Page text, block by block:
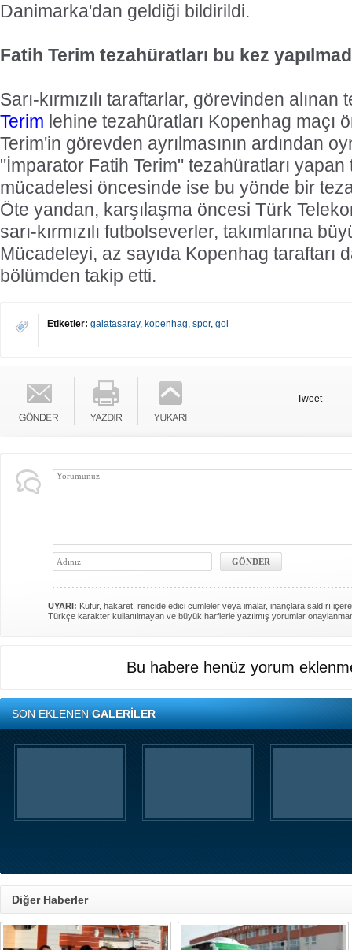
Danimarka'dan geldiği bildirildi.
Fatih Terim tezahüratları bu kez
Sarı-kırmızılı taraftarlar, görevinden
Terim lehine tezahüratları Kopenhag maçı
Terim'in görevden ayrılmasının ardından
"İmparator Fatih Terim" tezahüratları
mücadelesi öncesinde ise bu yönde bir
Öte yandan, karşılaşma öncesi Türk
sarı-kırmızılı futbolseverler, takımlarına
Mücadeleyi, az sayıda Kopenhag taraftarı
bölümden takip etti.
Etiketler: galatasaray, kopenhag, spor, gol
Tweet
UYARI: Küfür, hakaret, rencide edici cümleler veya imalar, inançlara saldırı
Türkçe karakter kullanılmayan ve büyük harflerle yazılmış yorumlar
Bu habere henüz yorum
SON EKLENENGALERİLER
Diğer Haberler